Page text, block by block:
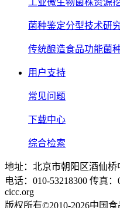
工业微生物菌株资源
菌种鉴定分型技术研
传统酿造食品功能菌
用户支持
常见问题
下载中心
综合检索
地址：北京市朝阳区酒仙桥
电话：010-53218300 传真：
cicc.org
版权所有©2010-2026中国